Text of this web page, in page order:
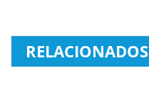
RELACIONADOS